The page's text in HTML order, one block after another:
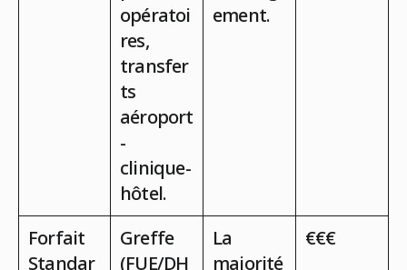
opératoi
res,
transfer
ts
aéroport
-
clinique-
hôtel.
ement.
Forfait
Standar
Greffe
(FUE/DH
La
majorité
€€€